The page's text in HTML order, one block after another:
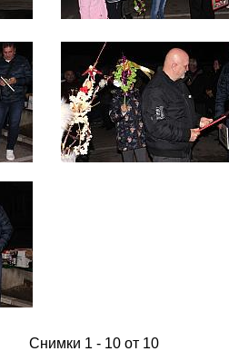
Снимки 1 - 10 от 10